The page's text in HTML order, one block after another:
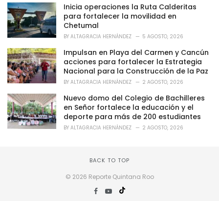
:
Inicia operaciones la Ruta Calderitas
para fortalecer la movilidad en
Chetumal
BY ALTAGRACIA HERNÁNDEZ 5 AGOSTO, 2026
Impulsan en Playa del Carmen y Cancún
acciones para fortalecer la Estrategia
Nacional para la Construcción de la Paz
BY ALTAGRACIA HERNÁNDEZ 2 AGOSTO, 2026
Nuevo domo del Colegio de Bachilleres
en Señor fortalece la educación y el
deporte para más de 200 estudiantes
BY ALTAGRACIA HERNÁNDEZ 2 AGOSTO, 2026
BACK TO TOP
© 2026 Reporte Quintana Roo